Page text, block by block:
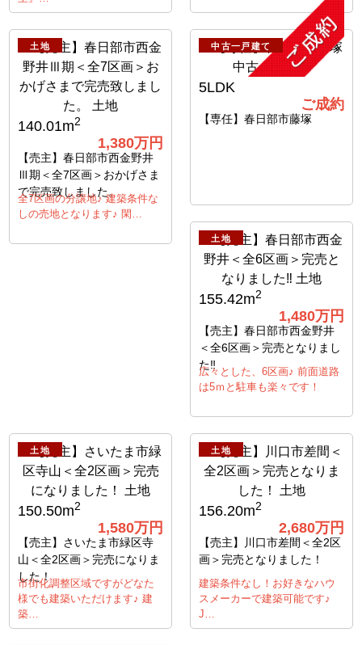
土地
140.01m2
1,380万円
【売主】春日部市西金野井
Ⅲ期＜全7区画＞おかげさま
で完売致しました。
全7区画の分譲地♪ 建築条件な
しの売地となります♪ 閑…
中古一戸建て
5LDK
ご成約
【専任】春日部市藤塚
土地
155.42m2
1,480万円
【売主】春日部市西金野井
＜全6区画＞完売となりまし
た‼
広々とした、6区画♪ 前面道路
は5ｍと駐車も楽々です！
土地
150.50m2
1,580万円
【売主】さいたま市緑区寺
山＜全2区画＞完売になりま
した！
市街化調整区域ですがどなた
様でも建築いただけます♪ 建
築…
土地
156.20m2
2,680万円
【売主】川口市差間＜全2区
画＞完売となりました！
建築条件なし！お好きなハウ
スメーカーで建築可能です♪
J…